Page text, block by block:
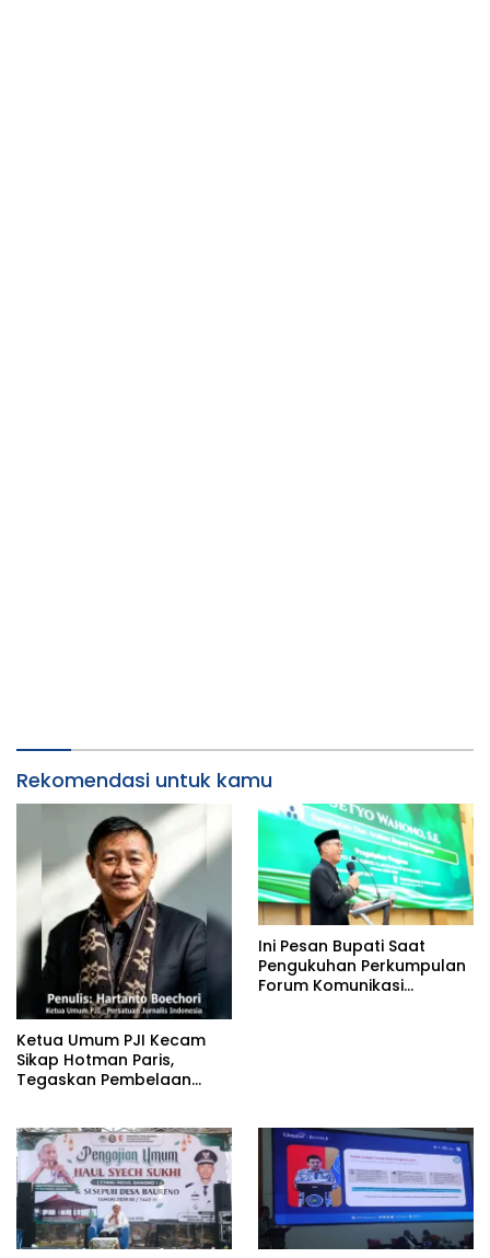
Rekomendasi untuk kamu
Ketua Umum PJI Kecam
Sikap Hotman Paris,
Tegaskan Pembelaan
Ini Pesan Bupati Saat
Pengukuhan Perkumpulan
Forum Komunikasi